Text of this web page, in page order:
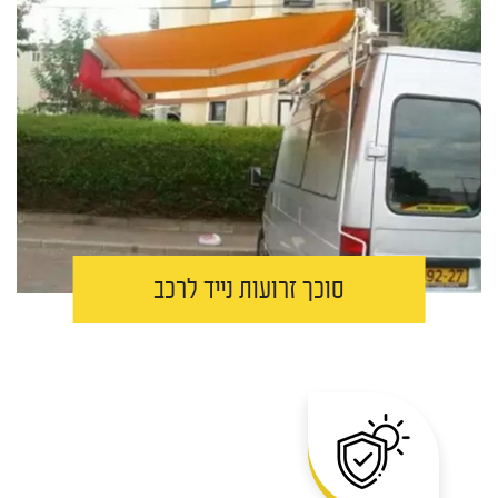
סוכך זרועות נייד לרכב